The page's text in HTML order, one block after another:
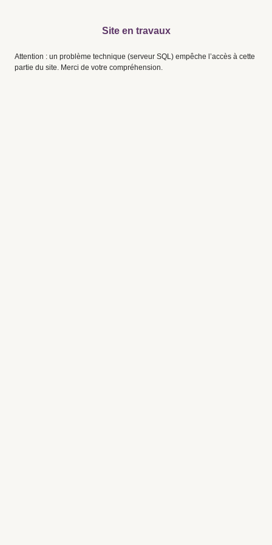
Site en travaux
Attention : un problème technique (serveur SQL) empêche l’accès à cette
partie du site. Merci de votre compréhension.